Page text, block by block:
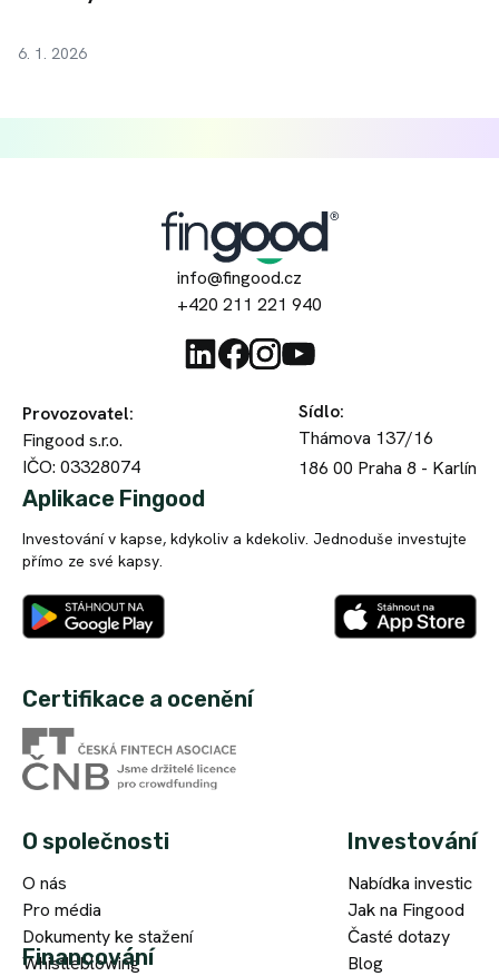
6. 1. 2026
info@fingood.cz
+420 211 221 940
Provozovatel:
Fingood s.r.o.
IČO: 03328074
Sídlo:
Thámova 137/16
186 00 Praha 8 - Karlín
Aplikace Fingood
Investování v kapse, kdykoliv a kdekoliv. Jednoduše investujte
přímo ze své kapsy.
Certifikace a ocenění
O společnosti
O nás
Pro média
Dokumenty ke stažení
Whistleblowing
Investování
Nabídka investic
Jak na Fingood
Časté dotazy
Blog
Financování